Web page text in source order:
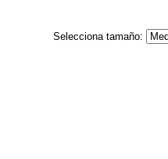
Selecciona tamaño: